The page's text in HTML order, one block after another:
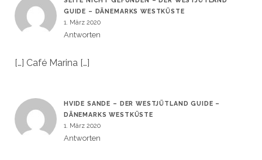
GUIDE – DÄNEMARKS WESTKÜSTE
1. März 2020
Antworten
[…] Café Marina […]
HVIDE SANDE – DER WESTJÜTLAND GUIDE –
DÄNEMARKS WESTKÜSTE
1. März 2020
Antworten